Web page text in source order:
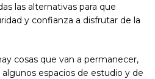
las alternativas para que
y confianza a disfrutar de la
cosas que van a permanecer,
espacios de estudio y de